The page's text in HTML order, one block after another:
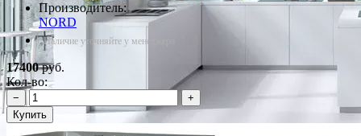
Производитель:
NORD
*Наличие уточняйте у менеджера
17400руб.
Кол-во:
−
+
Купить